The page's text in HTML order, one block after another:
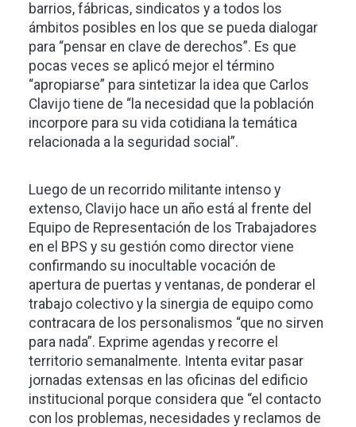
barrios, fábricas, sindicatos y a todos los
ámbitos posibles en los que se pueda dialogar
para “pensar en clave de derechos”. Es que
pocas veces se aplicó mejor el término
“apropiarse” para sintetizar la idea que Carlos
Clavijo tiene de “la necesidad que la población
incorpore para su vida cotidiana la temática
relacionada a la seguridad social”.
Luego de un recorrido militante intenso y
extenso, Clavijo hace un año está al frente del
Equipo de Representación de los Trabajadores
en el BPS y su gestión como director viene
confirmando su inocultable vocación de
apertura de puertas y ventanas, de ponderar el
trabajo colectivo y la sinergia de equipo como
contracara de los personalismos “que no sirven
para nada”. Exprime agendas y recorre el
territorio semanalmente. Intenta evitar pasar
jornadas extensas en las oficinas del edificio
institucional porque considera que “el contacto
con los problemas, necesidades y reclamos de